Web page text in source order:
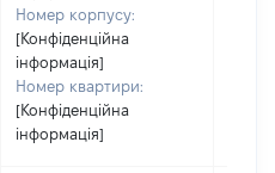
Номер корпусу:
[Конфіденційна
інформація]
Номер квартири:
[Конфіденційна
інформація]